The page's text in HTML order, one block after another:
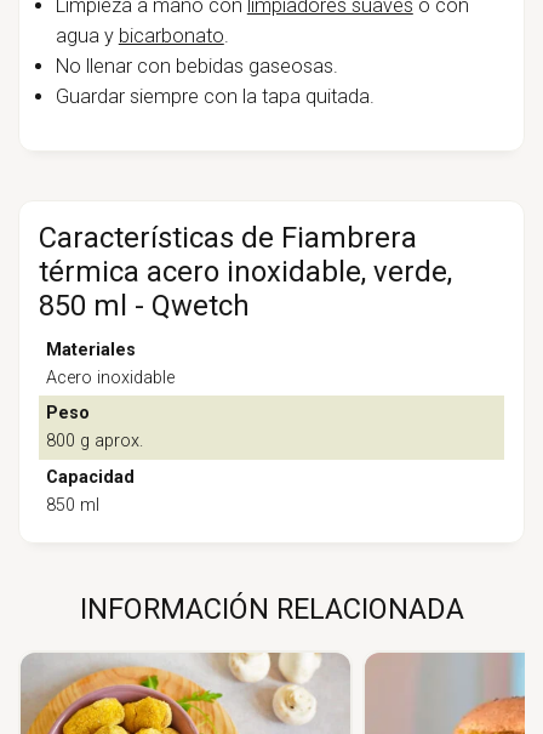
Limpieza a mano con limpiadores suaves o con
agua y bicarbonato.
No llenar con bebidas gaseosas.
Guardar siempre con la tapa quitada.
Características de Fiambrera
térmica acero inoxidable, verde,
850 ml - Qwetch
Materiales
Acero inoxidable
Peso
800 g aprox.
Capacidad
850 ml
INFORMACIÓN RELACIONADA